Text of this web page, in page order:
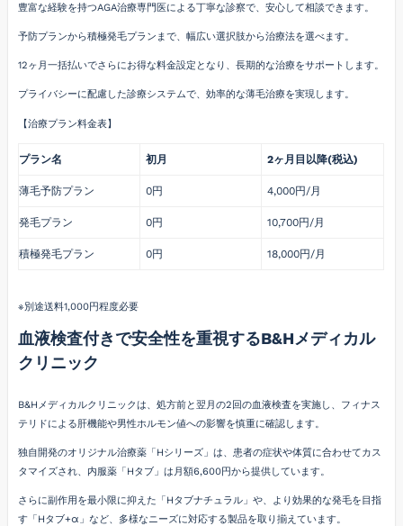
豊富な経験を持つAGA治療専門医による丁寧な診察で、安心して相談できます。
予防プランから積極発毛プランまで、幅広い選択肢から治療法を選べます。
12ヶ月一括払いでさらにお得な料金設定となり、長期的な治療をサポートします。
プライバシーに配慮した診療システムで、効率的な薄毛治療を実現します。
【治療プラン料金表】
プラン名 初月 2ヶ月目以降(税込)
薄毛予防プラン 0円 4,000円/月
発毛プラン 0円 10,700円/月
積極発毛プラン 0円 18,000円/月
※別途送料1,000円程度必要
血液検査付きで安全性を重視するB&Hメディカル
クリニック
B&Hメディカルクリニックは、処方前と翌月の2回の血液検査を実施し、フィナス
テリドによる肝機能や男性ホルモン値への影響を慎重に確認します。
独自開発のオリジナル治療薬「Hシリーズ」は、患者の症状や体質に合わせてカス
タマイズされ、内服薬「Hタブ」は月額6,600円から提供しています。
さらに副作用を最小限に抑えた「Hタブナチュラル」や、より効果的な発毛を目指
す「Hタブ+α」など、多様なニーズに対応する製品を取り揃えています。